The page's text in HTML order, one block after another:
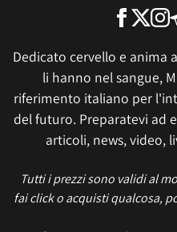
Dedicato cervello e anima
li hanno nel sangue,
riferimento italiano per
del futuro. Preparatevi ad
articoli, news, video,
Tutti i prezzi sono validi al
fai click o acquisti qualcosa,